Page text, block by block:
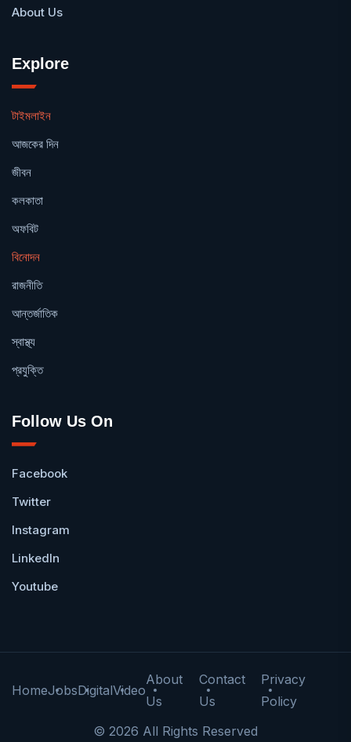
About Us
Explore
টাইমলাইন
আজকের দিন
জীবন
কলকাতা
অফবিট
বিনোদন
রাজনীতি
আন্তর্জাতিক
স্বাস্থ্য
প্রযুক্তি
Follow Us On
Facebook
Twitter
Instagram
LinkedIn
Youtube
HomeJobsDigitalVideo
About
Us
Contact
Us
Privacy
Policy
© 2026 All Rights Reserved